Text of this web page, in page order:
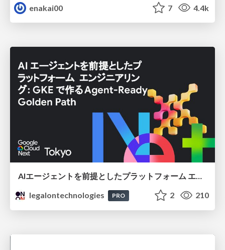
enakai00
7 4.4k
AIエージェントを前提としたプラットフォーム エンジニアリング：GKEで作るAgent-Ready Golden Path
legalontechnologies
PRO 2 210